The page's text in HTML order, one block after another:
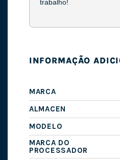
trabalho!
INFORMAÇÃO
MARCA
ALMACEN
MODELO
MARCA DO
PROCESSADOR